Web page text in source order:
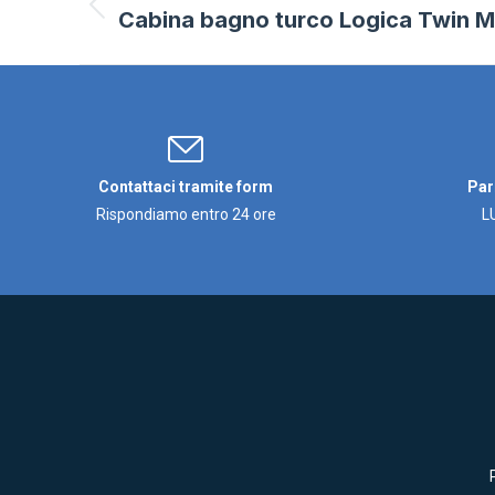
navigation
Previous
Cabina bagno turco Logica Twin
Contattaci tramite form
Rispondiamo entro 24 ore